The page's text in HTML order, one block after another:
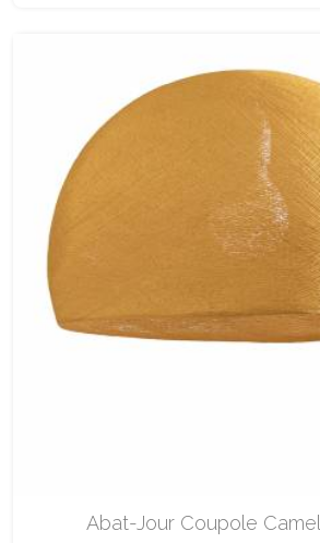
Abat-Jour Coupole Camel